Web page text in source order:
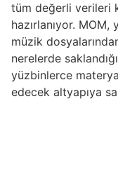
tüm değerli verileri
hazırlanıyor.
müzik
nerelerde
yüzbinlerce
edecek altyapıya